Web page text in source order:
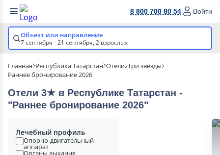
8 800 700 80 54 Войти
Объект или направление
7 сентября - 21 сентября, 2 взрослых
Главная Республика Татарстан Отели Три звезды
Раннее бронирование 2026
Отели 3★ в Республике Татарстан -
"Раннее бронирование 2026"
Лечебный профиль
Опорно-двигательный
аппарат
Органы дыхания